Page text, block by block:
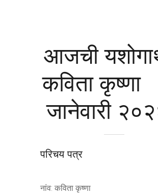
आजची
कविता
जानेवारी
परिचय पत्र
नांव: कविता कृष्णा